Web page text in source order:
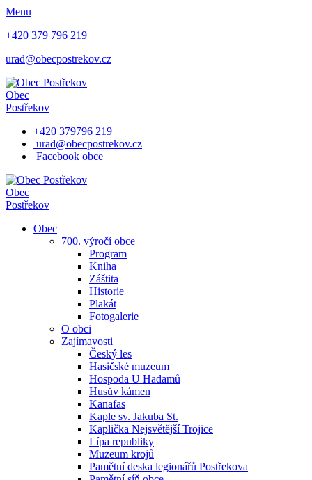
Menu
+420 379 796 219
urad@obecpostrekov.cz
Obec
Postřekov
+420 379796 219
urad@obecpostrekov.cz
Facebook​ obce
Obec
Postřekov
Obec
700. výročí obce
Program
Kniha
Záštita
Historie
Plakát
Fotogalerie
O obci
Zajímavosti
Český les
Hasičské muzeum
Hospoda U Hadamů
Husův kámen
Kanafas
Kaple sv. Jakuba St.
Kaplička Nejsvětější Trojice
Lípa republiky
Muzeum krojů
Pamětní deska legionářů Postřekova